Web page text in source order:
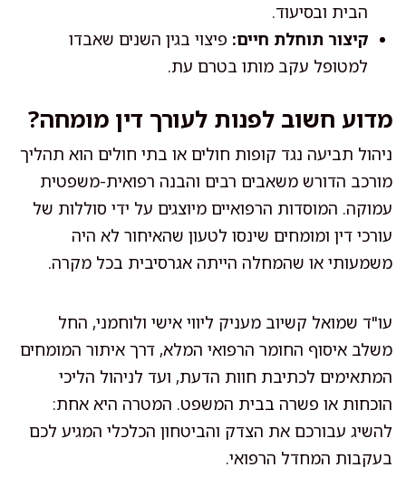
הבית ובסיעוד.
קיצור תוחלת חיים: פיצוי בגין השנים שאבדו
למטופל עקב מותו בטרם עת.
מדוע חשוב לפנות לעורך דין מומחה?
ניהול תביעה נגד קופות חולים או בתי חולים הוא תהליך
מורכב הדורש משאבים רבים והבנה רפואית-משפטית
עמוקה. המוסדות הרפואיים מיוצגים על ידי סוללות של
עורכי דין ומומחים שינסו לטעון שהאיחור לא היה
משמעותי או שהמחלה הייתה אגרסיבית בכל מקרה.
עו"ד שמואל קשיוב מעניק ליווי אישי ולוחמני, החל
משלב איסוף החומר הרפואי המלא, דרך איתור המומחים
המתאימים לכתיבת חוות הדעת, ועד לניהול הליכי
הוכחות או פשרה בבית המשפט. המטרה היא אחת:
להשיג עבורכם את הצדק והביטחון הכלכלי המגיע לכם
בעקבות המחדל הרפואי.